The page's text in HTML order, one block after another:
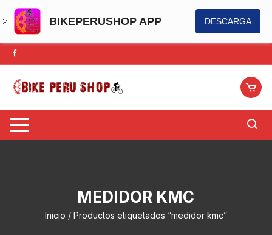
BIKEPERUSHOP APP DESCARGA
Saltar
al
contenido
MEDIDOR KMC
Inicio / Productos etiquetados “medidor kmc”